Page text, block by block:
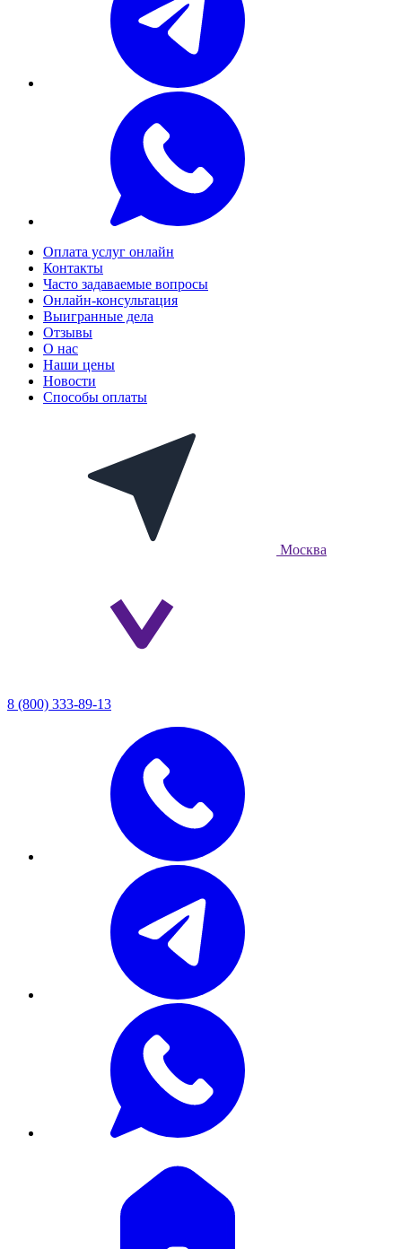
Оплата услуг онлайн
Контакты
Часто задаваемые вопросы
Онлайн-консультация
Выигранные дела
Отзывы
О нас
Наши цены
Новости
Способы оплаты
Москва
8 (800) 333-89-13